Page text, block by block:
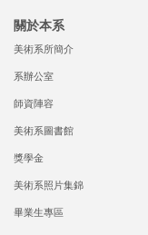
關於本系
美術系所簡介
系辦公室
師資陣容
美術系圖書館
獎學金
美術系照片集錦
畢業生專區